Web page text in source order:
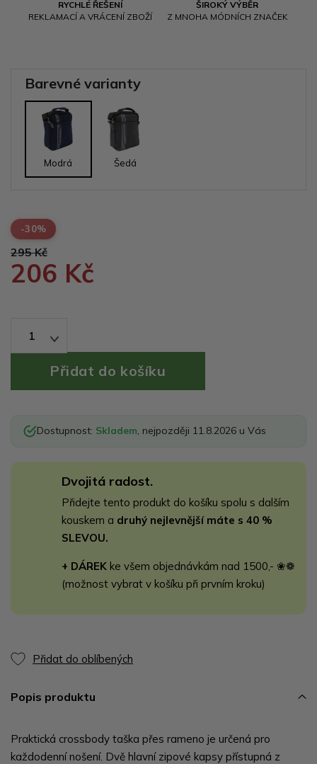
RYCHLÉ ŘEŠENÍ
REKLAMACÍ A VRÁCENÍ ZBOŽÍ
ŠIROKÝ VÝBĚR
Z MNOHA MÓDNÍCH ZNAČEK
Barevné varianty
Modrá Šedá
-30%
295 Kč
206 Kč
1
Dostupnost: Skladem, nejpozději 11.8.2026 u Vás
Dvojitá radost.
Přidejte tento produkt do košíku spolu s dalším
kouskem a druhý nejlevnější máte s 40 %
SLEVOU.
+ DÁREK ke všem objednávkám nad 1500,- ❀❁
(možnost vybrat v košíku při prvním kroku)
Přidat do oblíbených
Popis produktu
Praktická crossbody taška přes rameno je určená pro
každodenní nošení. Dvě hlavní zipové kapsy přístupná z